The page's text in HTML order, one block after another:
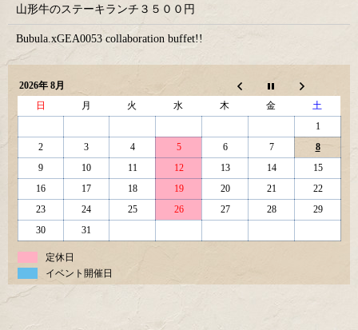
山形牛のステーキランチ３５００円
Bubula.xGEA0053 collaboration buffet!!
2026年 8月
日
月 火 水 木 金
土
1
2
3 4 5 6 7
8
9
10 11 12 13 14
15
16
17 18 19 20 21
22
23
24 25 26 27 28
29
30
31
定休日
イベント開催日